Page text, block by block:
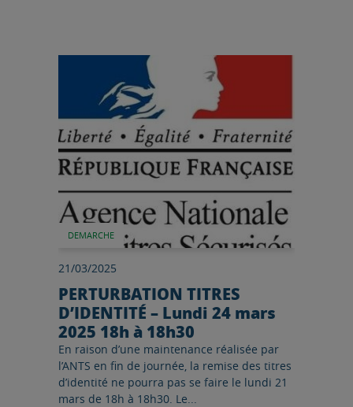
DEMARCHE
21/03/2025
PERTURBATION TITRES
D’IDENTITÉ – Lundi 24 mars
2025 18h à 18h30
En raison d’une maintenance réalisée par
l’ANTS en fin de journée, la remise des titres
d’identité ne pourra pas se faire le lundi 21
mars de 18h à 18h30. Le...